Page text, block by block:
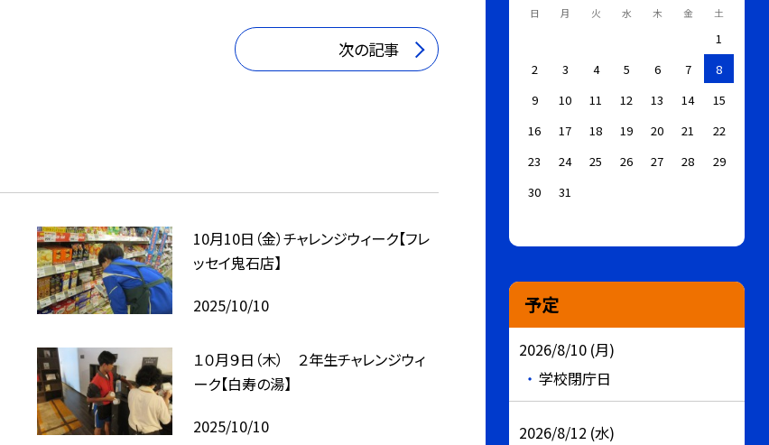
次の記事
10月10日（金）チャレンジウィーク【フレ
ッセイ鬼石店】
2025/10/10
１０月９日（木） ２年生チャレンジウィ
ーク【白寿の湯】
2025/10/10
日 月 火 水 木 金 土
1
2
3 4 5 6 7
8
9
10 11 12 13 14
15
16
17 18 19 20 21
22
23
24 25 26 27 28
29
30
31
予定
2026/8/10 (月)
学校閉庁日
2026/8/12 (水)